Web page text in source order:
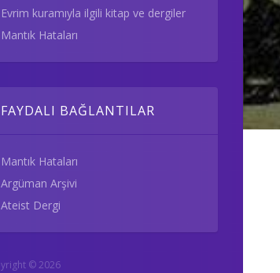
Evrim kuramıyla ilgili kitap ve dergiler
Mantık Hataları
FAYDALI BAĞLANTILAR
Mantık Hataları
Argüman Arşivi
Ateist Dergi
© 2026